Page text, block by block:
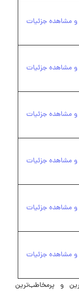
و مشاهده جزئیات
و مشاهده جزئیات
و مشاهده جزئیات
و مشاهده جزئیات
و مشاهده جزئیات
و مشاهده جزئیات
و پرمخاطب‌ترین